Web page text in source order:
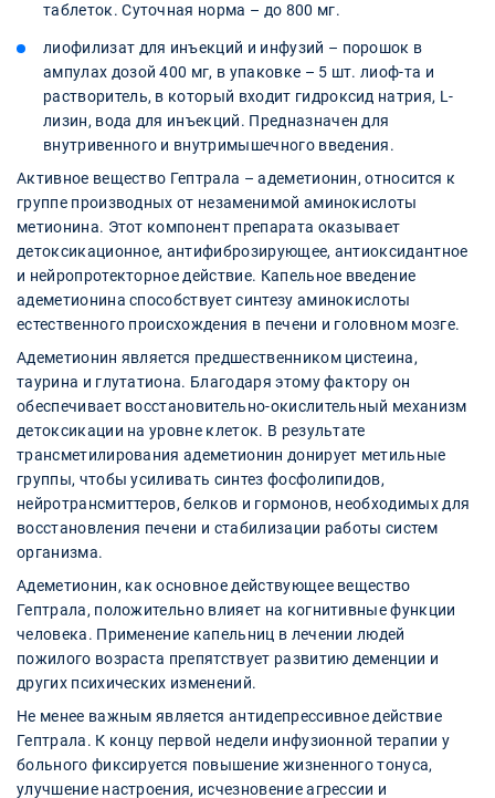
таблеток. Суточная норма – до 800 мг.
лиофилизат для инъекций и инфузий – порошок в
ампулах дозой 400 мг, в упаковке – 5 шт. лиоф-та и
растворитель, в который входит гидроксид натрия, L-
лизин, вода для инъекций. Предназначен для
внутривенного и внутримышечного введения.
Активное вещество Гептрала – адеметионин, относится к
группе производных от незаменимой аминокислоты
метионина. Этот компонент препарата оказывает
детоксикационное, антифиброзирующее, антиоксидантное
и нейропротекторное действие. Капельное введение
адеметионина способствует синтезу аминокислоты
естественного происхождения в печени и головном мозге.
Адеметионин является предшественником цистеина,
таурина и глутатиона. Благодаря этому фактору он
обеспечивает восстановительно-окислительный механизм
детоксикации на уровне клеток. В результате
трансметилирования адеметионин донирует метильные
группы, чтобы усиливать синтез фосфолипидов,
нейротрансмиттеров, белков и гормонов, необходимых для
восстановления печени и стабилизации работы систем
организма.
Адеметионин, как основное действующее вещество
Гептрала, положительно влияет на когнитивные функции
человека. Применение капельниц в лечении людей
пожилого возраста препятствует развитию деменции и
других психических изменений.
Не менее важным является антидепрессивное действие
Гептрала. К концу первой недели инфузионной терапии у
больного фиксируется повышение жизненного тонуса,
улучшение настроения, исчезновение агрессии и